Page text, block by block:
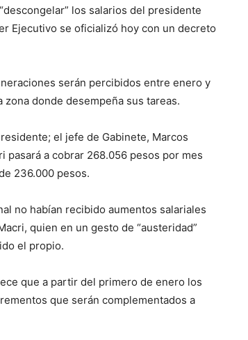
los salarios del presidente
Ejecutivo se oficializó hoy con un decreto
serán percibidos entre enero y
donde desempeña sus tareas.
el jefe de Gabinete, Marcos
pasará a cobrar 268.056 pesos por mes
236.000 pesos.
no habían recibido aumentos salariales
quien en un gesto de “austeridad”
el propio.
que a partir del primero de enero los
que serán complementados a